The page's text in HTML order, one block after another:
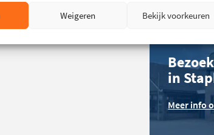
Weigeren Bekijk voorkeuren
in
Meer info